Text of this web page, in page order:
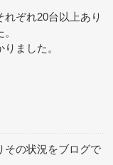
ぞれ20台以上あり
ました。
その状況をブログで